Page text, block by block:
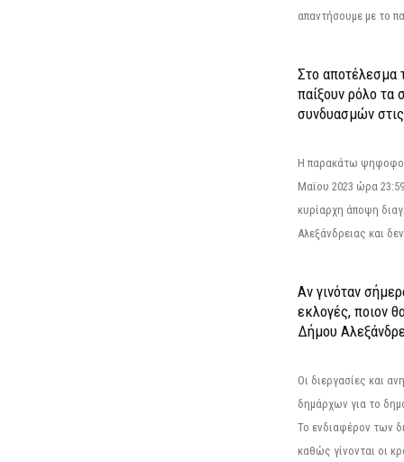
απαντήσουμε με το
Στο αποτέλεσμα
παίξουν ρόλο τα
συνδυασμών
Η παρακάτω
Μαϊου 2023 ώρα
κυρίαρχη άποψη
Αλεξάνδρειας και
Αν γινόταν
εκλογές, ποιον
Δήμου
Οι διεργασίες και
δημάρχων για το
Το ενδιαφέρον των
καθώς γίνονται οι